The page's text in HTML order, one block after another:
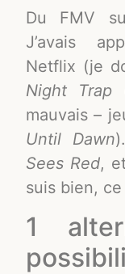
Du FMV
J’avais
Netflix (je
Night Trap
mauvais –
Until Dawn
Sees Red,
suis bien,
1